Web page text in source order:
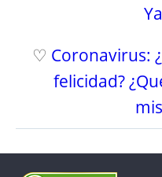
♡ Coronavirus:
felicidad?